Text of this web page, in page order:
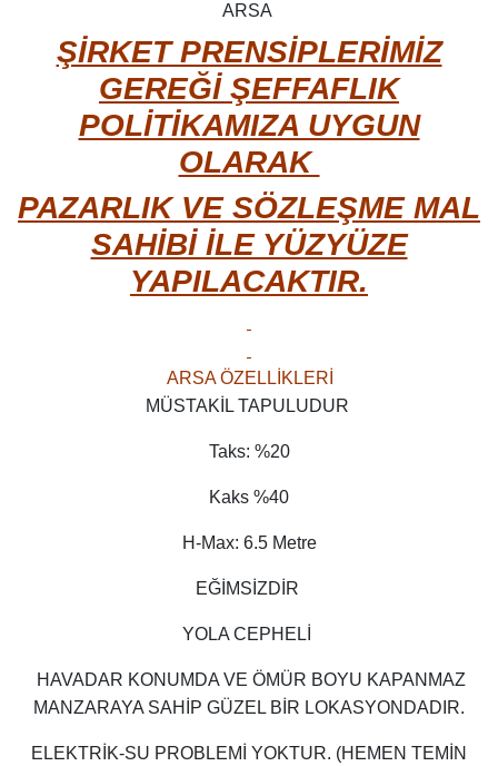
ARSA
ŞİRKET PRENSİPLERİMİZ
GEREĞİ ŞEFFAFLIK
POLİTİKAMIZA UYGUN
OLARAK
PAZARLIK VE SÖZLEŞME MAL
SAHİBİ İLE YÜZYÜZE
YAPILACAKTIR.
ARSA ÖZELLİKLERİ
MÜSTAKİL TAPULUDUR
Taks: %20
Kaks %40
H-Max: 6.5 Metre
EĞİMSİZDİR
YOLA CEPHELİ
HAVADAR KONUMDA VE ÖMÜR BOYU KAPANMAZ
MANZARAYA SAHİP GÜZEL BİR LOKASYONDADIR.
ELEKTRİK-SU PROBLEMİ YOKTUR. (HEMEN TEMİN